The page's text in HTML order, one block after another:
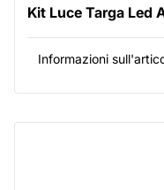
Kit Luce Targa Led
Informazioni